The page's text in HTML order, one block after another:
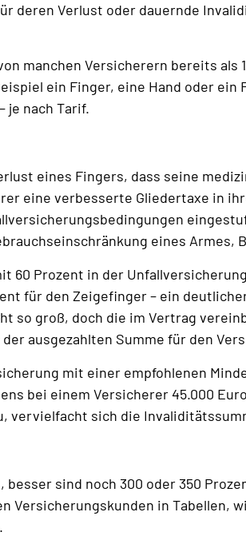
deren Verlust oder dauernde
manchen Versicherern bereits
ein Finger, eine Hand oder ein
je nach Tarif.
eines Fingers, dass seine
eine verbesserte Gliedertaxe in
eines Armes,
60 Prozent in der
für den Zeigefinger – ein
so groß, doch die im Vertrag
ausgezahlten Summe für den
mit einer empfohlenen
bei einem Versicherer 45.000
vervielfacht sich die
sind noch 300 oder 350
in Tabellen,